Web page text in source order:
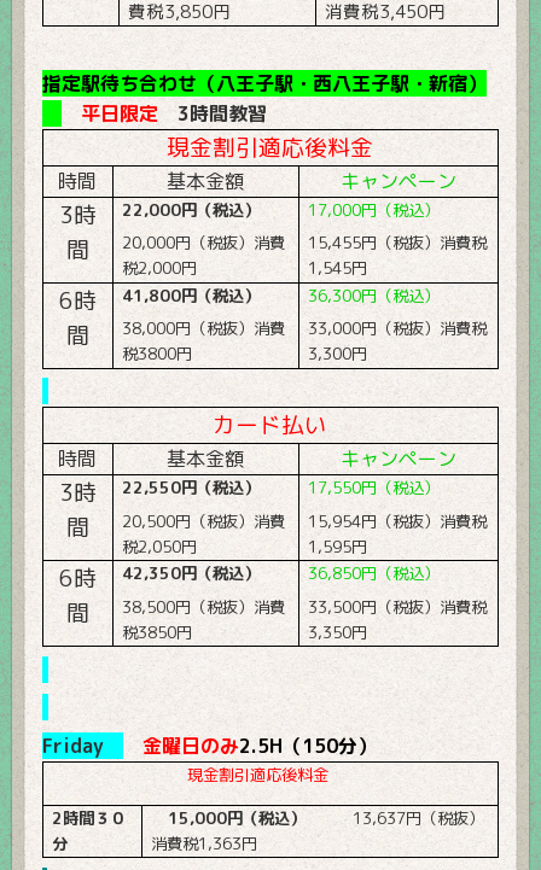
費税3,850円 消費税3,450円
指定駅待ち合わせ（八王子駅・西八王子駅・新宿）
平日限定
3時間教習
現金割引適応後料金
時間 基本金額 キャンペーン
3時
間
22,000円（税込）
20,000円（税抜）消費
税2,000円
17,000円（税込）
15,455円（税抜）消費税
1,545円
6時
間
41,800円（税込）
38,000円（税抜）消費
税3800円
36,300円（税込）
33,000円（税抜）消費税
3,300円
カード払い
時間 基本金額 キャンペーン
3時
間
22,550円（税込）
20,500円（税抜）消費
税2,050円
17,550円（税込）
15,954円（税抜）消費税
1,595円
6時
間
42,350円（税込）
38,500円（税抜）消費
税3850円
36,850円（税込）
33,500円（税抜）消費税
3,350円
Friday 金曜日のみ2.5H （150分）
現金割引適応後料金
2時間３０
分
15,000円（税込） 13,637円（税抜）
消費税1,363円